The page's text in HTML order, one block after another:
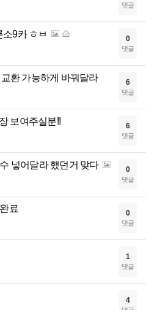
댓글
소9카 ㅎㅂ 0
댓글
환 가능하게 바꿔달라 6
댓글
보여주실분!! 6
댓글
넣어달라 했던거 맞다 0
댓글
료 0
댓글
1
댓글
4